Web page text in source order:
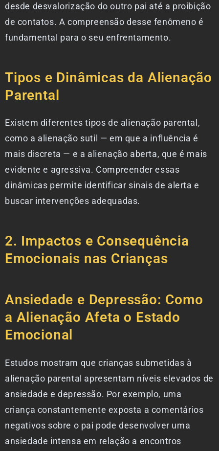
desde desvalorização do outro pai até a proibição
de contatos. A compreensão desse fenômeno é
fundamental para o seu enfrentamento.
Tipos e Dinâmicas da Alienação
Parental
Existem diferentes tipos de alienação parental,
como a alienação sutil — em que a influência é
mais discreta — e a alienação aberta, que é mais
evidente e agressiva. Compreender essas
dinâmicas permite identificar sinais de alerta e
buscar intervenções adequadas.
2. Impactos e Consequência
Emocionais nas Crianças
Ansiedade e Depressão: Como
a Alienação Afeta o Estado
Emocional
Estudos mostram que crianças submetidas à
alienação parental apresentam níveis elevados de
ansiedade e depressão. Por exemplo, uma
criança constantemente exposta a comentários
negativos sobre o pai pode desenvolver uma
ansiedade intensa em relação a encontros